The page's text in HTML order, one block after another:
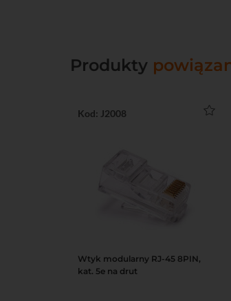
Produkty
Kod: J2008
Do koszyka
Wtyk modularny RJ-45 8PIN,
kat. 5e na drut